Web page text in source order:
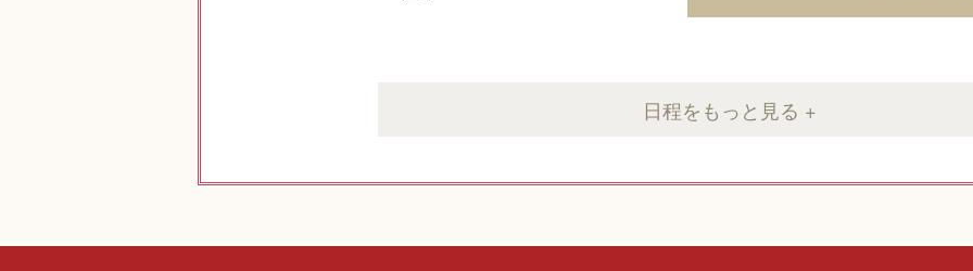
日程をもっと見る +